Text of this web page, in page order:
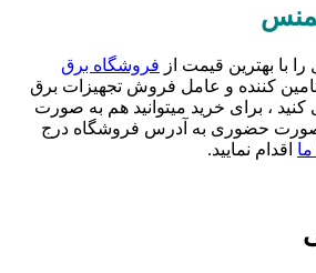
با بهترین قیمت از فروشگاه برق
کننده و عامل فروش تجهیزات برق
، برای خرید میتوانید هم به صورت
صورت حضوری به آدرس فروشگاه درج
اقدام نمایید.